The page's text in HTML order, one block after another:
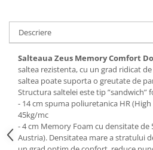
Scaune birou pentru copii
Saltele patuturi copii
Paturi copii
Masa si scaune gradinita
Seturi comode living si dormitor
Descriere
Salteaua Zeus Memory Comfort
saltea rezistenta, cu un grad ridicat
saltea poate suporta o greutate de
Structura saltelei este tip ”sandwich”
- 14 cm spuma poliuretanica HR
45kg/mc
- 4 cm Memory Foam cu densitate de
Austria). Densitatea mare a stratului